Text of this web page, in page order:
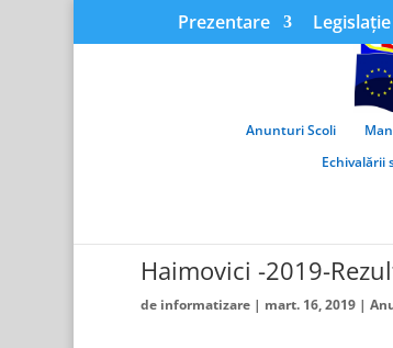
Prezentare Legislație
Anunturi Scoli
Haimovici -2019-
de informatizare| mart. 16, 2019|